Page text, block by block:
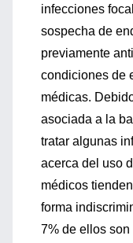
infecciones
sospecha de
previamente
condiciones de
médicas.
asociada a la
tratar algunas
acerca del uso
médicos
forma
7% de ellos